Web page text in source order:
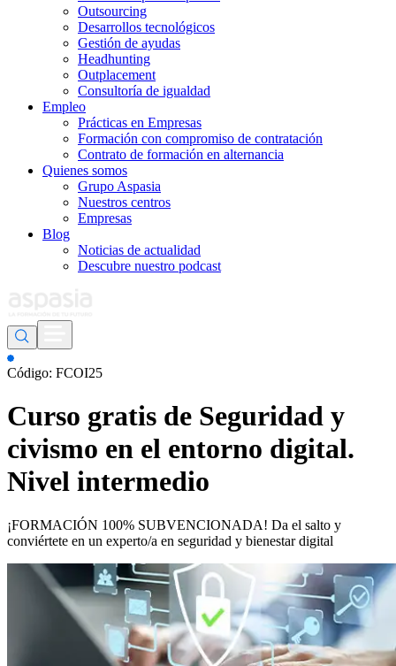
Outsourcing
Desarrollos tecnológicos
Gestión de ayudas
Headhunting
Outplacement
Consultoría de igualdad
Empleo
Prácticas en Empresas
Formación con compromiso de contratación
Contrato de formación en alternancia
Quienes somos
Grupo Aspasia
Nuestros centros
Empresas
Blog
Noticias de actualidad
Descubre nuestro podcast
Código: FCOI25
Curso gratis de Seguridad y
civismo en el entorno digital.
Nivel intermedio
¡FORMACIÓN 100% SUBVENCIONADA! Da el salto y
conviértete en un experto/a en seguridad y bienestar digital